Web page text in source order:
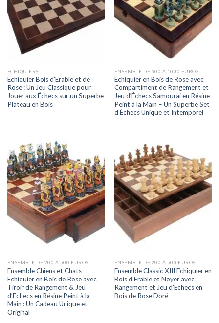
ECHIQUIERS
Echiquier Bois d’Erable et de
Rose : Un Jeu Classique pour
Jouer aux Échecs sur un Superbe
Plateau en Bois
ENSEMBLE DE 500 À 1000 EUROS
Échiquier en Bois de Rose avec
Compartiment de Rangement et
Jeu d’Échecs Samourai en Résine
Peint à la Main – Un Superbe Set
d’Échecs Unique et Intemporel
ENSEMBLE DE 200 À 500 EUROS
Ensemble Chiens et Chats
Echiquier en Bois de Rose avec
Tiroir de Rangement & Jeu
d’Echecs en Résine Peint à la
Main : Un Cadeau Unique et
Original
ENSEMBLE DE 200 À 500 EUROS
Ensemble Classic XIII Echiquier en
Bois d’Erable et Noyer avec
Rangement et Jeu d’Echecs en
Bois de Rose Doré